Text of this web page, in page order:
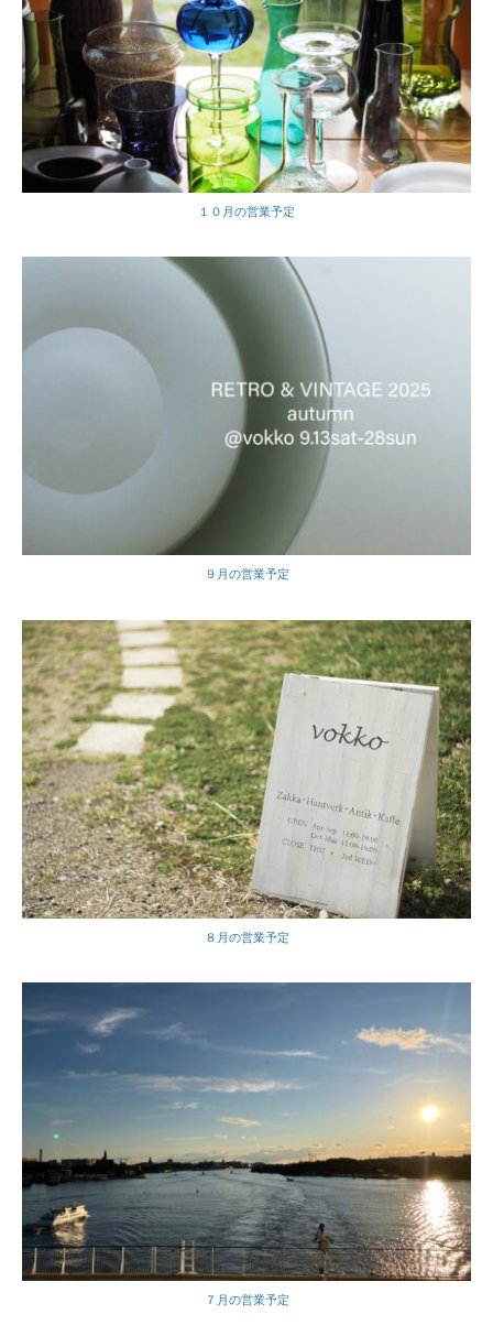
１０月の営業予定
９月の営業予定
８月の営業予定
７月の営業予定